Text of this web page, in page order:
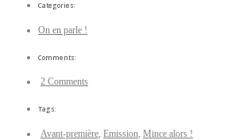
Categories:
On en parle !
Comments:
2 Comments
Tags:
Avant-première Emission Mince alors !